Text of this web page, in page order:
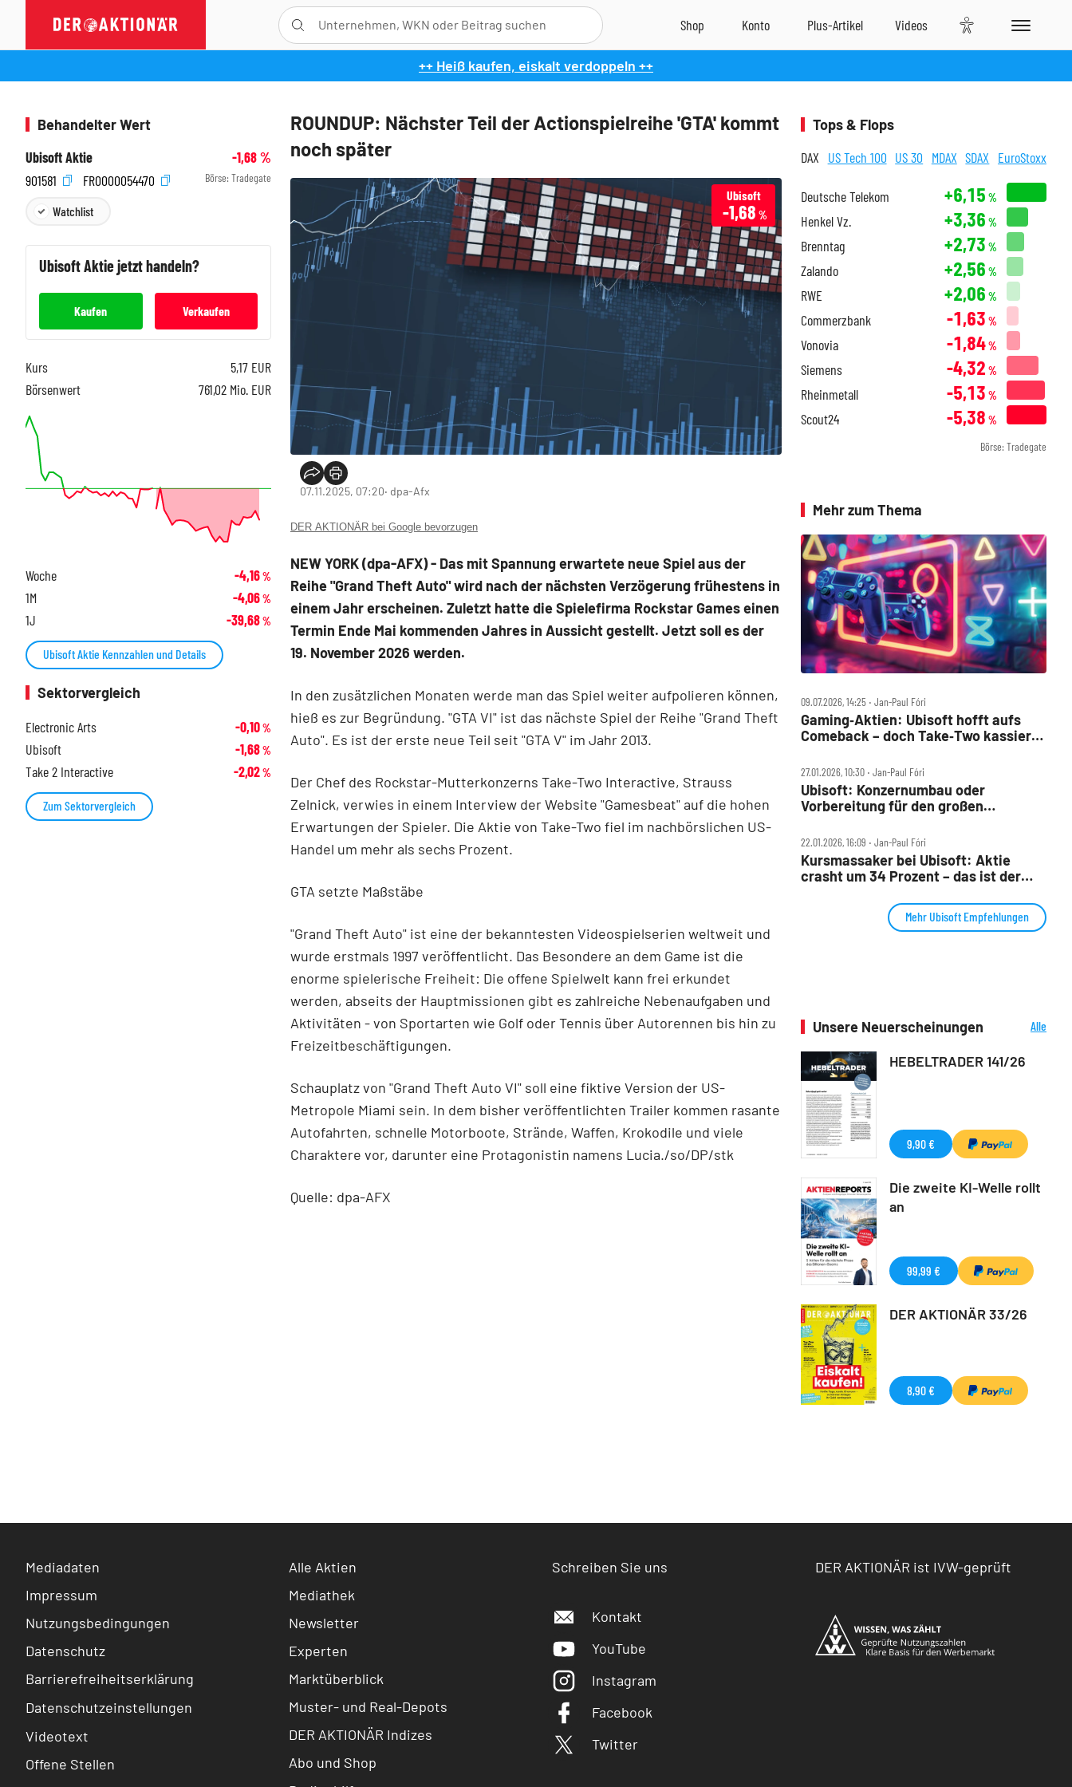
++ Heiß kaufen, eiskalt verdoppeln ++
ROUNDUP: Nächster Teil der Actionspielreihe 'GTA' kommt
noch später
Ubisoft
-1,68 %
07.11.2025, 07:20‧ dpa-Afx
DER AKTIONÄR bei Google bevorzugen
NEW YORK (dpa-AFX) - Das mit Spannung erwartete neue Spiel aus der
Reihe "Grand Theft Auto" wird nach der nächsten Verzögerung frühestens in
einem Jahr erscheinen. Zuletzt hatte die Spielefirma Rockstar Games einen
Termin Ende Mai kommenden Jahres in Aussicht gestellt. Jetzt soll es der
19. November 2026 werden.
In den zusätzlichen Monaten werde man das Spiel weiter aufpolieren können,
hieß es zur Begründung. "GTA VI" ist das nächste Spiel der Reihe "Grand Theft
Auto". Es ist der erste neue Teil seit "GTA V" im Jahr 2013.
Der Chef des Rockstar-Mutterkonzerns Take-Two Interactive, Strauss
Zelnick, verwies in einem Interview der Website "Gamesbeat" auf die hohen
Erwartungen der Spieler. Die Aktie von Take-Two fiel im nachbörslichen US-
Handel um mehr als sechs Prozent.
GTA setzte Maßstäbe
"Grand Theft Auto" ist eine der bekanntesten Videospielserien weltweit und
wurde erstmals 1997 veröffentlicht. Das Besondere an dem Game ist die
enorme spielerische Freiheit: Die offene Spielwelt kann frei erkundet
werden, abseits der Hauptmissionen gibt es zahlreiche Nebenaufgaben und
Aktivitäten - von Sportarten wie Golf oder Tennis über Autorennen bis hin zu
Freizeitbeschäftigungen.
Schauplatz von "Grand Theft Auto VI" soll eine fiktive Version der US-
Metropole Miami sein. In dem bisher veröffentlichten Trailer kommen rasante
Autofahrten, schnelle Motorboote, Strände, Waffen, Krokodile und viele
Charaktere vor, darunter eine Protagonistin namens Lucia./so/DP/stk
Quelle: dpa-AFX
Behandelter Wert
Ubisoft Aktie
-1,68%
901581
FR0000054470 Börse: Tradegate
Watchlist
UbisoftAktie jetzt handeln?
Kaufen Verkaufen
Kurs 5,17 EUR
Börsenwert
761,02 Mio. EUR
Woche -4,16%
1M -4,06%
1J -39,68%
Ubisoft Aktie Kennzahlen und Details
Sektorvergleich
Electronic Arts
-0,10%
Ubisoft -1,68%
Take 2 Interactive -2,02%
Zum Sektorvergleich
Tops & Flops
DAX US Tech 100 US 30 MDAX SDAX EuroStoxx
Deutsche Telekom +6,15 %
Henkel Vz. +3,36 %
Brenntag +2,73 %
Zalando +2,56 %
RWE +2,06 %
Commerzbank -1,63 %
Vonovia -1,84%
Siemens -4,32 %
Rheinmetall -5,13 %
Scout24 -5,38 %
Börse: Tradegate
Mehr zum Thema
09.07.2026, 14:25 ‧ Jan-Paul Fóri
Gaming‑Aktien: Ubisoft hofft aufs
Comeback – doch Take‑Two kassiert
27.01.2026, 10:30 ‧ Jan-Paul Fóri
Ubisoft: Konzernumbau oder
Vorbereitung für den großen
22.01.2026, 16:09 ‧ Jan-Paul Fóri
Kursmassaker bei Ubisoft: Aktie
crasht um 34 Prozent – das ist der
Mehr Ubisoft Empfehlungen
Unsere Neuerscheinungen
Alle
HEBELTRADER 141/26
9,90 €
Die zweite KI-Welle rollt
an
99,99 €
DER AKTIONÄR 33/26
8,90 €
Mediadaten
Impressum
Nutzungsbedingungen
Datenschutz
Barrierefreiheitserklärung
Datenschutzeinstellungen
Videotext
Offene Stellen
Alle Aktien
Mediathek
Newsletter
Experten
Marktüberblick
Muster- und Real-Depots
DER AKTIONÄR Indizes
Abo und Shop
Schreiben Sie uns
Kontakt
YouTube
Instagram
Facebook
Twitter
DER AKTIONÄR ist IVW-geprüft